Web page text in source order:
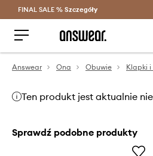
Oszczędzaj z
FINAL SALE % Szczegóły
Answear Ona Obuwie Klapki i
Ten produkt jest aktualnie
Sprawdź podobne produkty